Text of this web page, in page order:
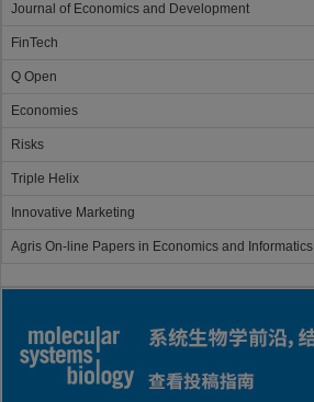
Journal of Economics and Development
FinTech
Q Open
Economies
Risks
Triple Helix
Innovative Marketing
Agris On-line Papers in Economics and Informatics